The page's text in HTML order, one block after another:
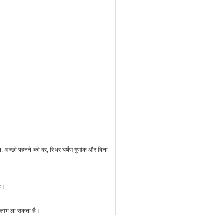
पहनने की दर, स्थिर घर्षण गुणांक और बिना
ला सकता है।